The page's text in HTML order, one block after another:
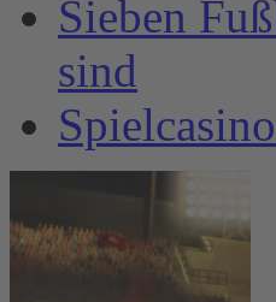
Sieben
sind